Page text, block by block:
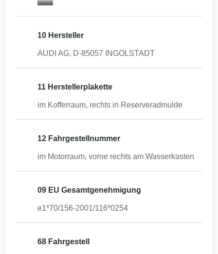
10 Hersteller
AUDI AG, D-85057 INGOLSTADT
11 Herstellerplakette
im Kofferraum, rechts in Reserveradmulde
12 Fahrgestellnummer
im Motorraum, vorne rechts am Wasserkasten
09 EU Gesamtgenehmigung
e1*70/156-2001/116*0254
68 Fahrgestell